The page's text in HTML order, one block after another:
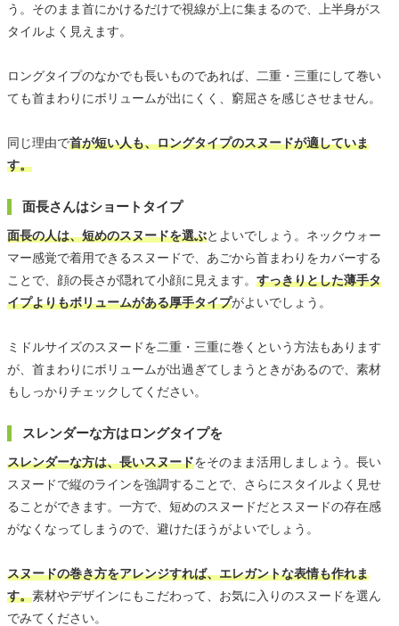
う。そのまま首にかけるだけで視線が上に集まるので、上半身がス
タイルよく見えます。
ロングタイプのなかでも長いものであれば、二重・三重にして巻い
ても首まわりにボリュームが出にくく、窮屈さを感じさせません。
同じ理由で首が短い人も、ロングタイプのスヌードが適していま
す。
面長さんはショートタイプ
面長の人は、短めのスヌードを選ぶとよいでしょう。ネックウォー
マー感覚で着用できるスヌードで、あごから首まわりをカバーする
ことで、顔の長さが隠れて小顔に見えます。 すっきりとした薄手タ
イプよりもボリュームがある厚手タイプがよいでしょう。
ミドルサイズのスヌードを二重・三重に巻くという方法もあります
が、首まわりにボリュームが出過ぎてしまうときがあるので、素材
もしっかりチェックしてください。
スレンダーな方はロングタイプを
スレンダーな方は、長いスヌードをそのまま活用しましょう。長い
スヌードで縦のラインを強調することで、さらにスタイルよく見せ
ることができます。一方で、短めのスヌードだとスヌードの存在感
がなくなってしまうので、避けたほうがよいでしょう。
スヌードの巻き方をアレンジすれば、エレガントな表情も作れま
す。素材やデザインにもこだわって、お気に入りのスヌードを選ん
でみてください。